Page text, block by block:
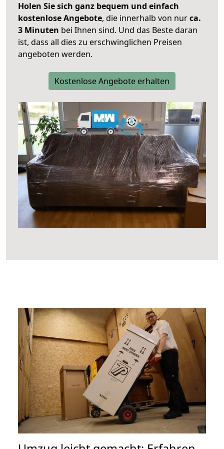
Holen Sie sich ganz bequem und einfach
kostenlose Angebote, die innerhalb von nurca.
3 Minuten bei Ihnen sind. Und das Beste daran
ist, dass all dies zu erschwinglichen Preisen
angeboten werden.
Kostenlose Angebote erhalten